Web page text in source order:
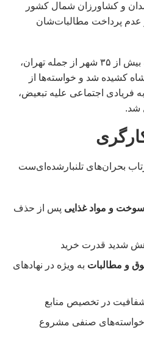
و کشاورزان شمال کشور
عدم پرداخت مطالبات‌شان
در ماه مه، دامنه اعتراضات به بیش از ۳۵ شهر از جمله تهران،
کشیده شد و خواسته‌ها از
فریادی اجتماعی علیه تبعیض،
شد.
بحران‌های تلنبارشده‌ای‌ست
و مواد غذایی پس از حذف
شدید قدرت خرید
و مطالبات به ویژه در نهادهای
شفافیت در تخصیص منابع
خواسته‌های صنفی مشروع